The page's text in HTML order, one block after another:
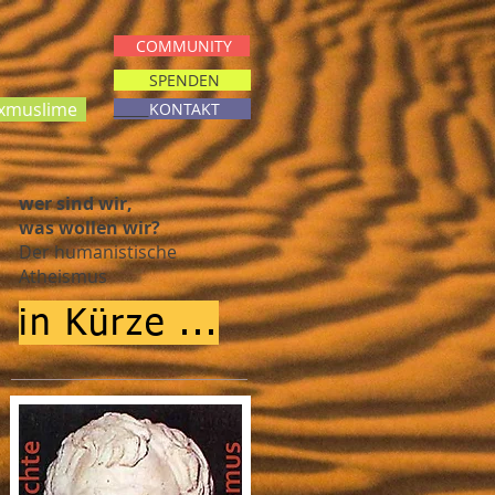
COMMUNITY
SPENDEN
KONTAKT
wer sind wir,
was wollen wir?
Der humanistische
Atheismus
in Kürze ...